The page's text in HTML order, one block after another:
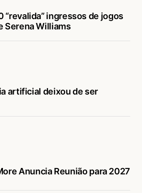
“revalida” ingressos de jogos
Serena Williams
artificial deixou de ser
Anuncia Reunião para 2027